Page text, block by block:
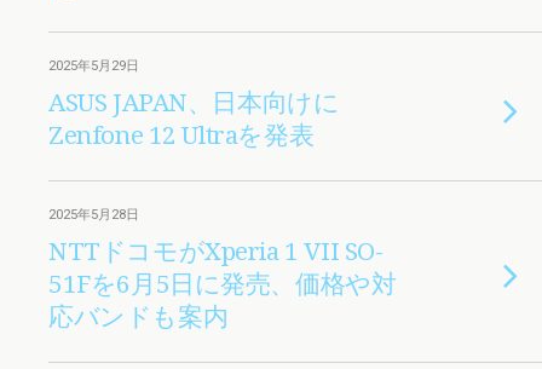
2025年5月29日
ASUS JAPAN、日本向けに
Zenfone 12 Ultraを発表
2025年5月28日
NTTドコモがXperia 1 VII SO-
51Fを6月5日に発売、価格や対
応バンドも案内